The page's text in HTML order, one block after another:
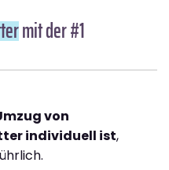
mit der #1
von
individuell ist,